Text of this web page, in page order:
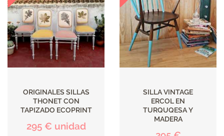
ORIGINALES SILLAS
THONET CON
TAPIZADO ECOPRINT
295 € unidad
SILLA VINTAGE
ERCOL EN
TURQUQESA Y
MADERA